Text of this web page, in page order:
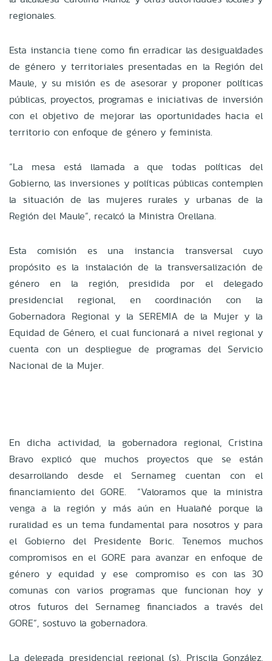
regionales.
Esta instancia tiene como fin erradicar las desigualdades
de género y territoriales presentadas en la Región del
Maule, y su misión es de asesorar y proponer políticas
públicas, proyectos, programas e iniciativas de inversión
con el objetivo de mejorar las oportunidades hacia el
territorio con enfoque de género y feminista.
“La mesa está llamada a que todas políticas del
Gobierno, las inversiones y políticas públicas contemplen
la situación de las mujeres rurales y urbanas de la
Región del Maule”, recalcó la Ministra Orellana.
Esta comisión es una instancia transversal cuyo
propósito es la instalación de la transversalización de
género en la región, presidida por el delegado
presidencial regional, en coordinación con la
Gobernadora Regional y la SEREMIA de la Mujer y la
Equidad de Género, el cual funcionará a nivel regional y
cuenta con un despliegue de programas del Servicio
Nacional de la Mujer.
En dicha actividad, la gobernadora regional, Cristina
Bravo explicó que muchos proyectos que se están
desarrollando desde el Sernameg cuentan con el
financiamiento del GORE. “Valoramos que la ministra
venga a la región y más aún en Hualañé porque la
ruralidad es un tema fundamental para nosotros y para
el Gobierno del Presidente Boric. Tenemos muchos
compromisos en el GORE para avanzar en enfoque de
género y equidad y ese compromiso es con las 30
comunas con varios programas que funcionan hoy y
otros futuros del Sernameg financiados a través del
GORE”, sostuvo la gobernadora.
La delegada presidencial regional (s), Priscila González,